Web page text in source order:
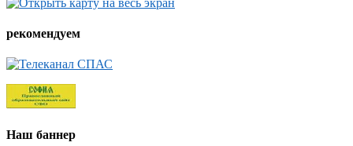
рекомендуем
Наш баннер